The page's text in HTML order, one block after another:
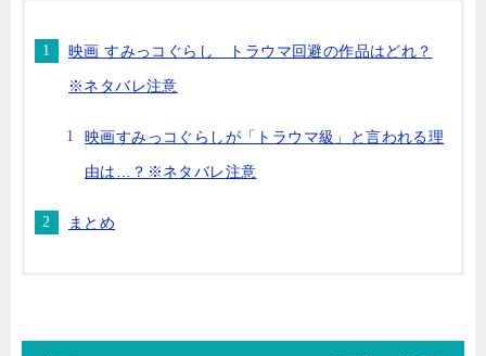
映画 すみっコぐらし トラウマ回避の作品はどれ？
※ネタバレ注意
映画すみっコぐらしが「トラウマ級」と言われる理
由は…？※ネタバレ注意
まとめ